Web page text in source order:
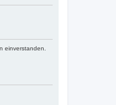
einverstanden.